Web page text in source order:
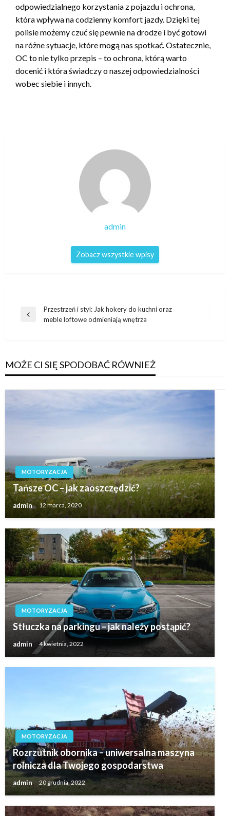
odpowiedzialnego korzystania z pojazdu i ochrona,
która wpływa na codzienny komfort jazdy. Dzięki tej
polisie możemy czuć się pewnie na drodze i być gotowi
na różne sytuacje, które mogą nas spotkać. Ostatecznie,
OC to nie tylko przepis – to ochrona, którą warto
docenić i która świadczy o naszej odpowiedzialności
wobec siebie i innych.
admin
Zobacz wszystkie wpisy
Nawigacja
wpisu
Poprzedni
Przestrzeń i styl: Jak hokery do kuchni oraz
meble loftowe odmieniają wnętrza
MOŻE CI SIĘ SPODOBAĆ RÓWNIEŻ
MOTORYZACJA
Tańsze OC – jak zaoszczędzić?
admin 12 marca, 2020
MOTORYZACJA
Stłuczka na parkingu – jak należy postąpić?
admin 4 kwietnia, 2022
MOTORYZACJA
Rozrzutnik obornika – uniwersalna maszyna
rolnicza dla Twojego gospodarstwa
admin 20 grudnia, 2022